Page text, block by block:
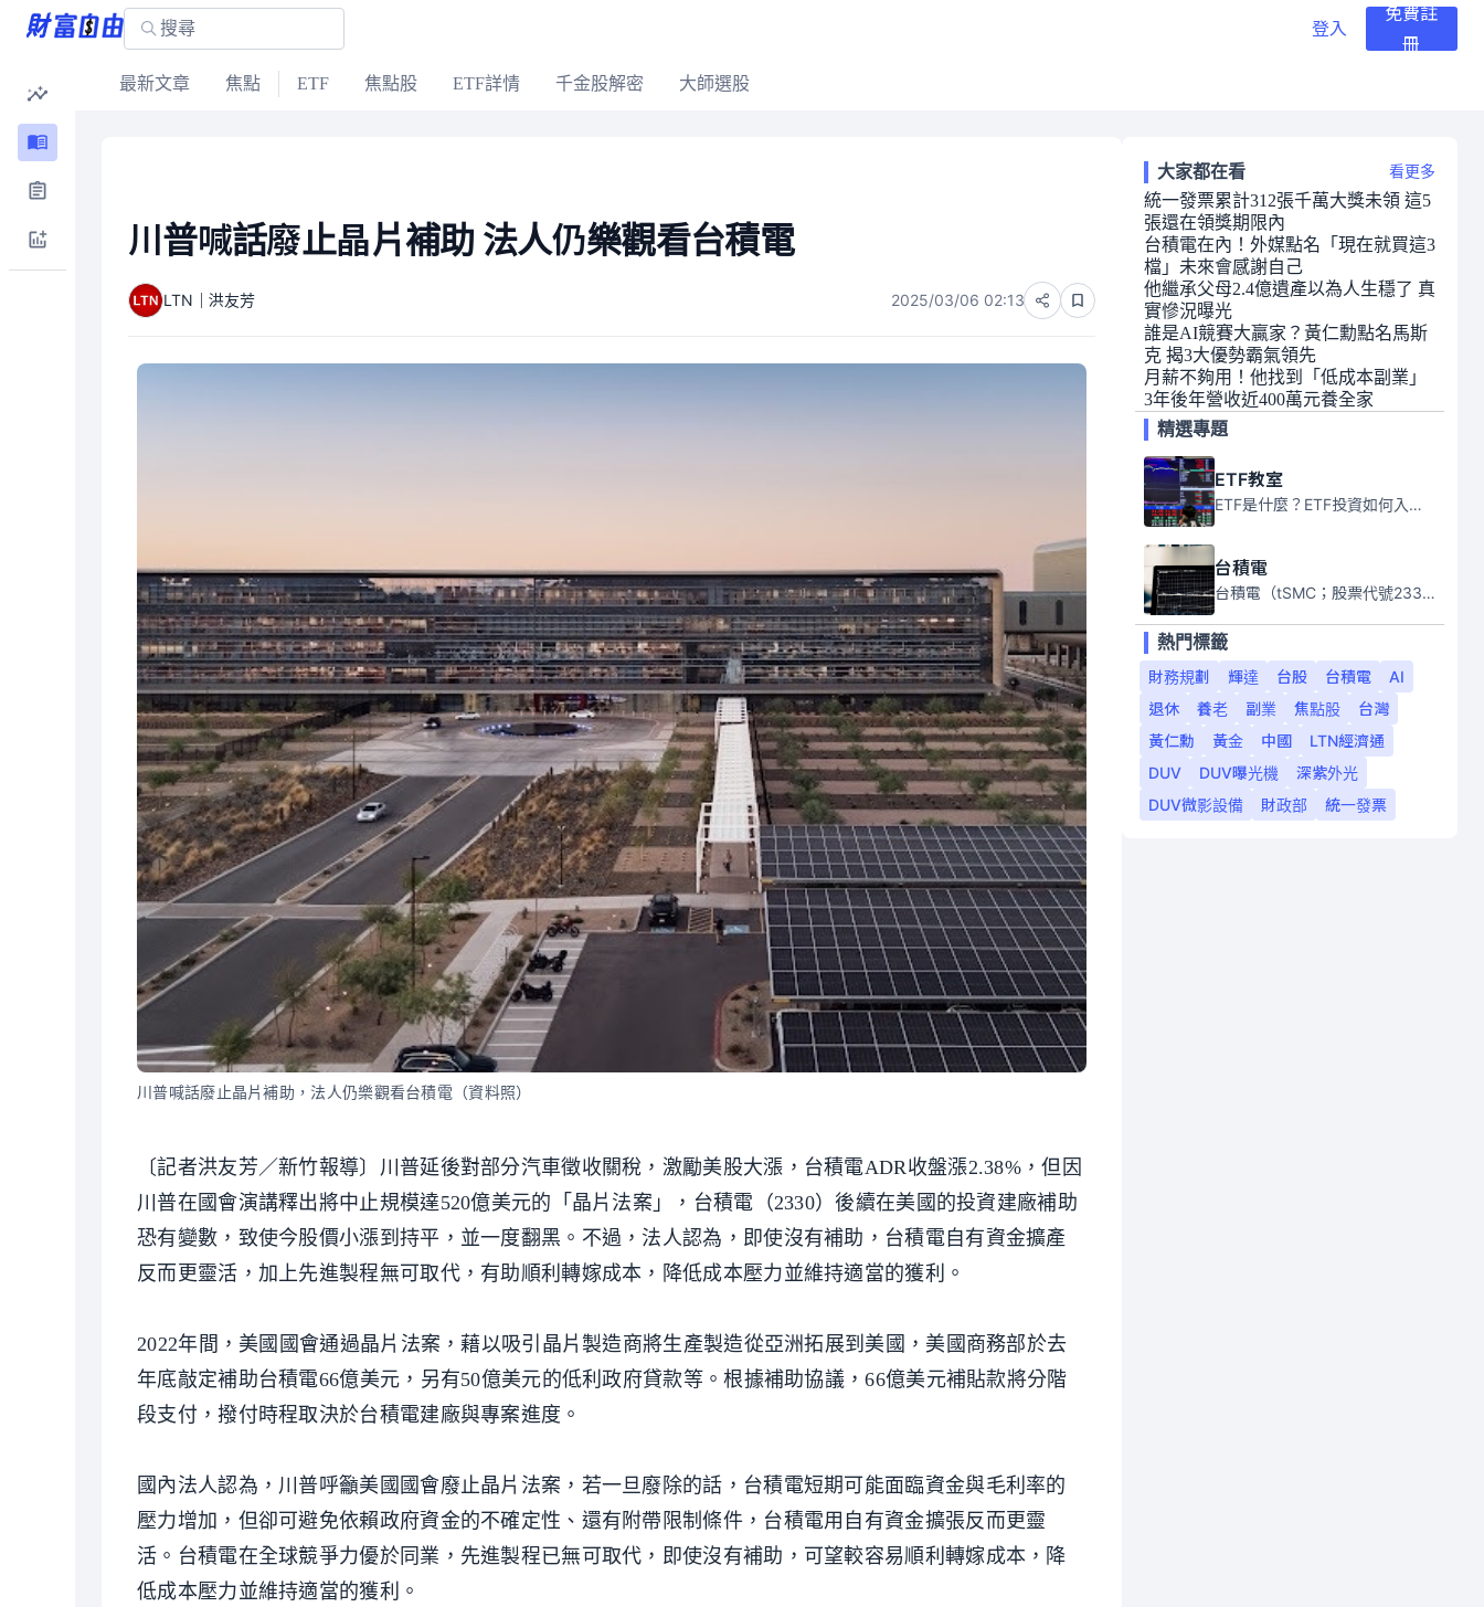
登入
免費註
冊
最新文章 焦點 ETF 焦點股 ETF詳情 千金股解密 大師選股
川普喊話廢止晶片補助 法人仍樂觀看台積電
LTN｜洪友芳 2025/03/06 02:13
川普喊話廢止晶片補助，法人仍樂觀看台積電（資料照）
〔記者洪友芳／新竹報導〕川普延後對部分汽車徵收關稅，激勵美股大漲，台積電ADR收盤漲2.38%，但因
川普在國會演講釋出將中止規模達520億美元的「晶片法案」，台積電（2330）後續在美國的投資建廠補助
恐有變數，致使今股價小漲到持平，並一度翻黑。不過，法人認為，即使沒有補助，台積電自有資金擴產
反而更靈活，加上先進製程無可取代，有助順利轉嫁成本，降低成本壓力並維持適當的獲利。
2022年間，美國國會通過晶片法案，藉以吸引晶片製造商將生產製造從亞洲拓展到美國，美國商務部於去
年底敲定補助台積電66億美元，另有50億美元的低利政府貸款等。根據補助協議，66億美元補貼款將分階
段支付，撥付時程取決於台積電建廠與專案進度。
國內法人認為，川普呼籲美國國會廢止晶片法案，若一旦廢除的話，台積電短期可能面臨資金與毛利率的
壓力增加，但卻可避免依賴政府資金的不確定性、還有附帶限制條件，台積電用自有資金擴張反而更靈
活。台積電在全球競爭力優於同業，先進製程已無可取代，即使沒有補助，可望較容易順利轉嫁成本，降
低成本壓力並維持適當的獲利。
大家都在看 看更多
統一發票累計312張千萬大獎未領 這5
張還在領獎期限內
台積電在內！外媒點名「現在就買這3
檔」未來會感謝自己
他繼承父母2.4億遺產以為人生穩了 真
實慘況曝光
誰是AI競賽大贏家？黃仁勳點名馬斯
克 揭3大優勢霸氣領先
月薪不夠用！他找到「低成本副業」
3年後年營收近400萬元養全家
精選專題
ETF教室
ETF是什麼？ETF投資如何入門？本系列專題文章將會告訴你新手必須知道的ETF基礎知識。
台積電
台積電（tSMC；股票代號2330）是全球領先的半導體代工公司，成立於1987年，總部位於台灣新竹。且已於美國、日本、德國及中國設廠，台積電是全球首家專業積體電路製造服務公司，也是全球最先進和最大規模的半導體代工廠。
熱門標籤
財務規劃
輝達 台股 台積電
AI
退休
養老 副業 焦點股
台灣
黃仁勳
黃金 中國
LTN經濟通
DUV
DUV曝光機
深紫外光
DUV微影設備
財政部 統一發票